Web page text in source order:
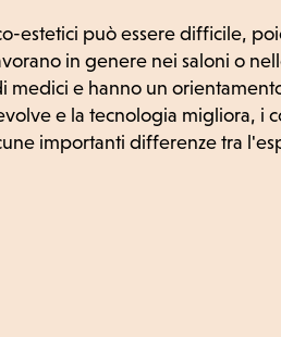
estetici può essere difficile,
in genere nei saloni o
medici e hanno un
e la tecnologia migliora, i
importanti differenze tra